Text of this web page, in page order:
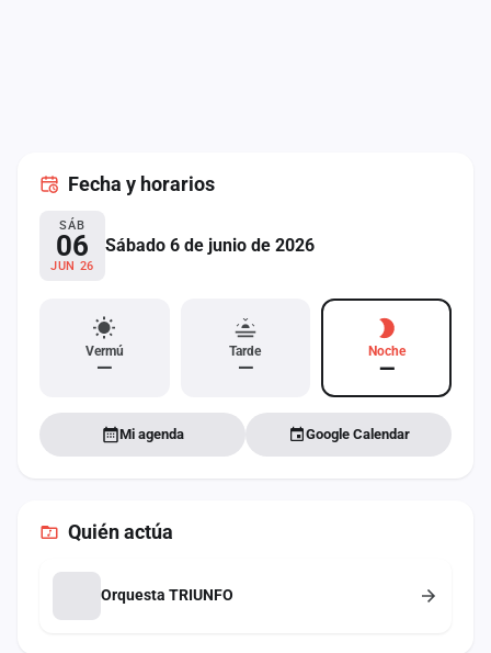
Fecha y horarios
SÁB
06
JUN 26
Sábado 6 de junio de 2026
Vermú
—
Tarde
—
Noche
—
Mi agenda Google Calendar
Quién actúa
Orquesta TRIUNFO
Administración
Contacto